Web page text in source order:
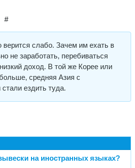
#
верится слабо. Зачем им ехать в
не заработать, перебиваться
доход. В той же Корее или
средняя Азия с
ездить туда.
на иностранных языках?